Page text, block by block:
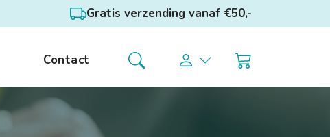
Gratis verzending vanaf €50,-
Contact